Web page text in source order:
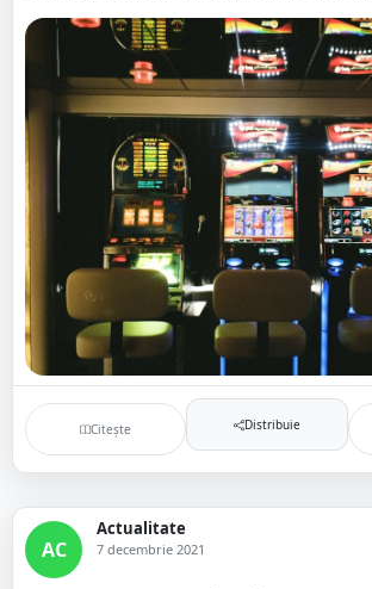
Citește Distribuie
AC
Actualitate
7 decembrie 2021